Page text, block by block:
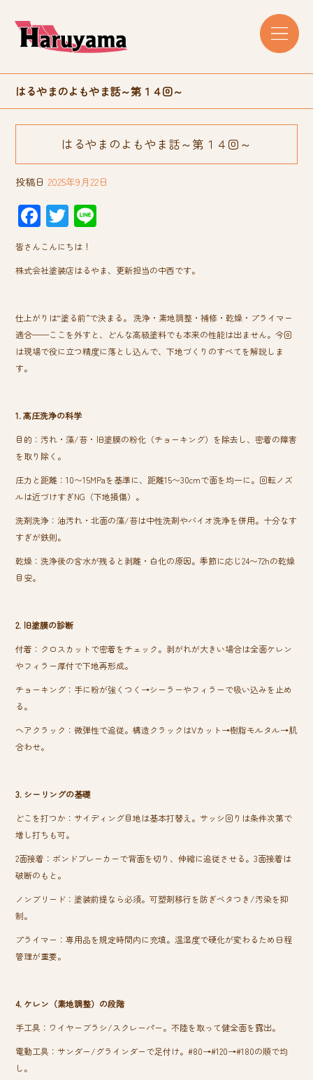
はるやまのよもやま話～第１４回～
はるやまのよもやま話～第１４回～
投稿日 2025年9月22日
F
ac
e
b
o
ok
T
wi
tt
er
皆さんこんにちは！
株式会社塗装店はるやま、更新担当の中西です。
仕上がりは“塗る前”で決まる。 洗浄・素地調整・補修・乾燥・プライマー
適合——ここを外すと、どんな高級塗料でも本来の性能は出ません。今回
は現場で役に立つ精度に落とし込んで、下地づくりのすべてを解説しま
す。
1. 高圧洗浄の科学
目的：汚れ・藻/苔・旧塗膜の粉化（チョーキング）を除去し、密着の障害
を取り除く。
圧力と距離：10〜15MPaを基準に、距離15〜30cmで面を均一に。回転ノズ
ルは近づけすぎNG（下地損傷）。
洗剤洗浄：油汚れ・北面の藻/苔は中性洗剤やバイオ洗浄を併用。十分なす
すぎが鉄則。
乾燥：洗浄後の含水が残ると剥離・白化の原因。季節に応じ24〜72hの乾燥
目安。
2. 旧塗膜の診断
付着：クロスカットで密着をチェック。剥がれが大きい場合は全面ケレン
やフィラー厚付で下地再形成。
チョーキング：手に粉が強くつく→シーラーやフィラーで吸い込みを止め
る。
ヘアクラック：微弾性で追従。構造クラックはVカット→樹脂モルタル→肌
合わせ。
3. シーリングの基礎
どこを打つか：サイディング目地は基本打替え。サッシ回りは条件次第で
増し打ちも可。
2面接着：ボンドブレーカーで背面を切り、伸縮に追従させる。3面接着は
破断のもと。
ノンブリード：塗装前提なら必須。可塑剤移行を防ぎベタつき/汚染を抑
制。
プライマー：専用品を規定時間内に充填。温湿度で硬化が変わるため日程
管理が重要。
4. ケレン（素地調整）の段階
手工具：ワイヤーブラシ/スクレーパー。不陸を取って健全面を露出。
電動工具：サンダー/グラインダーで足付け。#80→#120→#180の順で均
し。